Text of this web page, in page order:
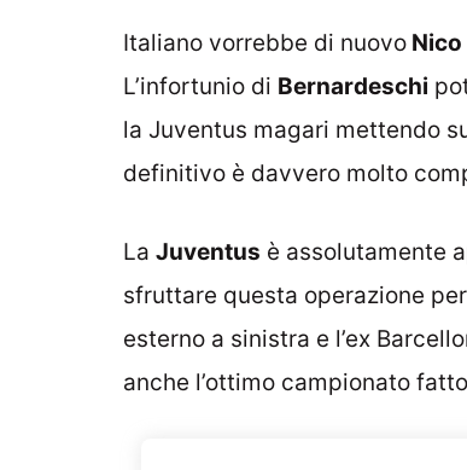
Italiano vorrebbe di nuovo Nico
L’infortunio di Bernardeschi
la Juventus magari mettendo
definitivo è davvero molto
La Juventus è assolutamente
sfruttare questa operazione
esterno a sinistra e l’ex
anche l’ottimo campionato